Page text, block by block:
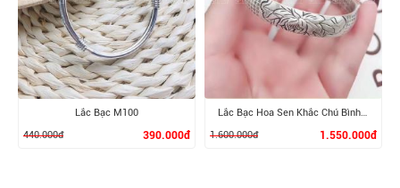
XEM CHI TIẾT XEM CHI TIẾT
Lắc Bạc M100
440.000đ
390.000đ
Lắc Bạc Hoa Sen Khắc Chú Bình An
1.600.000đ
1.550.000đ